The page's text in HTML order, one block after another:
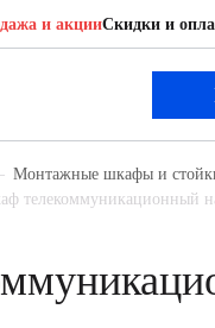
и акцииСкидки и
Монтажные шкафы и
телекоммуникационный
IIAA-01-0000-011
напольный